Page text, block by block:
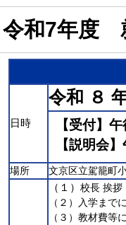
令和7年度
日時
令和 ８
【受付】
【説明会
場所 文京区立駕籠町
（１） 校長 挨拶
（２）入学まで
（３）教材費等